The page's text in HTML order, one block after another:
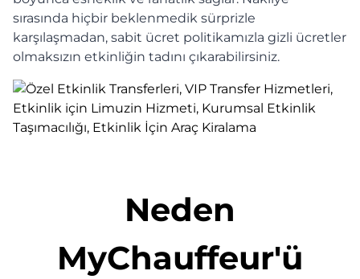
sırasında hiçbir beklenmedik sürprizle
karşılaşmadan, sabit ücret politikamızla gizli ücretler
olmaksızın etkinliğin tadını çıkarabilirsiniz.
Neden
MyChauffeur'ü